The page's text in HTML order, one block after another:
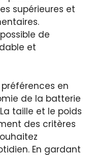
supérieures et
de
et
en
de la batterie
taille et le poids
des critères
En gardant